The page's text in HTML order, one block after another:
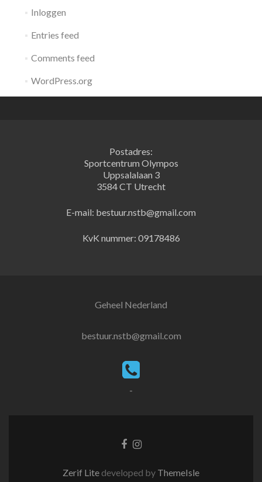
Inloggen
Entries feed
Comments feed
WordPress.org
Postadres:
Sportcentrum Olympos
Uppsalalaan 3
3584 CT Utrecht
E-mail: bestuur.nstb@gmail.com
KvK nummer: 09178486
Geheel Nederland
bestuur.nstb@gmail.com
-
Facebook
Instagram
Zerif Lite developed by ThemeIsle